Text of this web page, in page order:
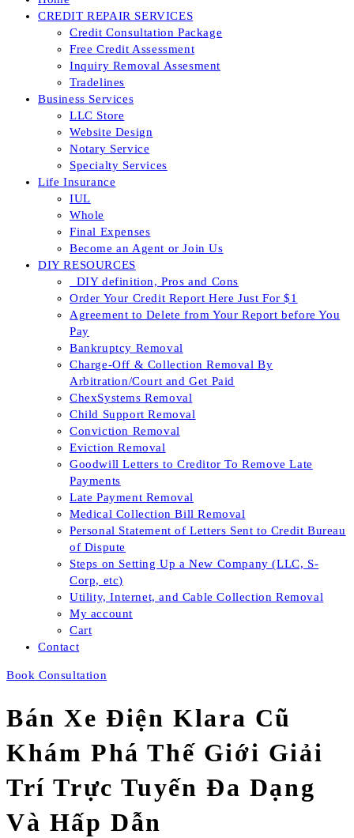
CREDIT REPAIR SERVICES
Credit Consultation Package
Free Credit Assessment
Inquiry Removal Assesment
Tradelines
Business Services
LLC Store
Website Design
Notary Service
Specialty Services
Life Insurance
IUL
Whole
Final Expenses
Become an Agent or Join Us
DIY RESOURCES
_DIY definition, Pros and Cons
Order Your Credit Report Here Just For $1
Agreement to Delete from Your Report before You
Pay
Bankruptcy Removal
Charge-Off & Collection Removal By
Arbitration/Court and Get Paid
ChexSystems Removal
Child Support Removal
Conviction Removal
Eviction Removal
Goodwill Letters to Creditor To Remove Late
Payments
Late Payment Removal
Medical Collection Bill Removal
Personal Statement of Letters Sent to Credit Bureau
of Dispute
Steps on Setting Up a New Company (LLC, S-
Corp, etc)
Utility, Internet, and Cable Collection Removal
My account
Cart
Contact
Book Consultation
Bán Xe Điện Klara Cũ
Khám Phá Thế Giới Giải
Trí Trực Tuyến Đa Dạng
Và Hấp Dẫn